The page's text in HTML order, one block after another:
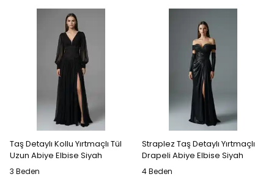
Taş Detaylı Kollu Yırtmaçlı Tül
Uzun Abiye Elbise Siyah
3 Beden
Straplez Taş Detaylı Yırtmaçlı
Drapeli Abiye Elbise Siyah
4 Beden